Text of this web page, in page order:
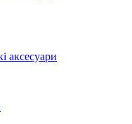
аксесуари